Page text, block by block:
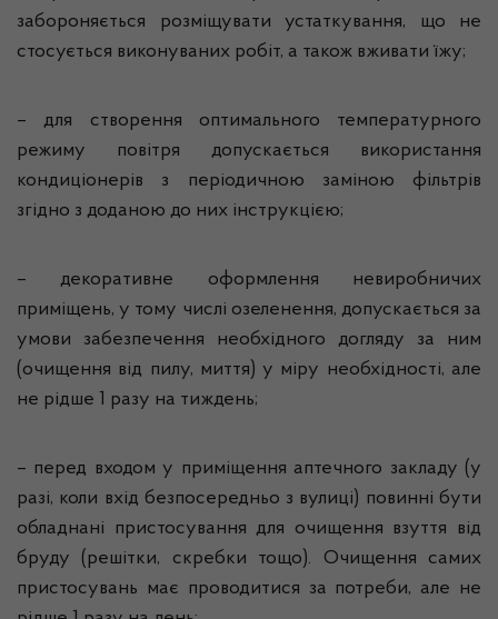
забороняється розміщувати устаткування, що не
стосується виконуваних робіт, а також вживати їжу;
– для створення оптимального температурного
режиму повітря допускається використання
кондиціонерів з періодичною заміною фільтрів
згідно з доданою до них інструкцією;
– декоративне оформлення невиробничих
приміщень, у тому числі озеленення, допускається за
умови забезпечення необхідного догляду за ним
(очищення від пилу, миття) у міру необхідності, але
не рідше 1 разу на тиждень;
– перед входом у приміщення аптечного закладу (у
разі, коли вхід безпосередньо з вулиці) повинні бути
обладнані пристосування для очищення взуття від
бруду (решітки, скребки тощо). Очищення самих
пристосувань має проводитися за потреби, але не